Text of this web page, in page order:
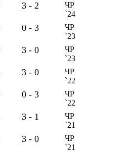
3 - 2
ЧР
`24
0 - 3
ЧР
`23
3 - 0
ЧР
`23
3 - 0
ЧР
`22
0 - 3
ЧР
`22
3 - 1
ЧР
`21
3 - 0
ЧР
`21